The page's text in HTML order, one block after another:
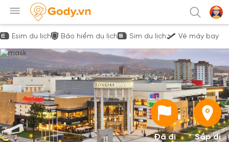
Esim du lịch Bảo hiểm du lịch Sim du lịch Vé máy bay
Đã đi Sắp đi